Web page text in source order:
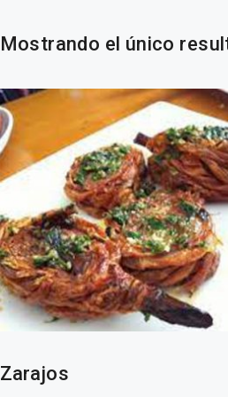
Mostrando el único
Zarajos